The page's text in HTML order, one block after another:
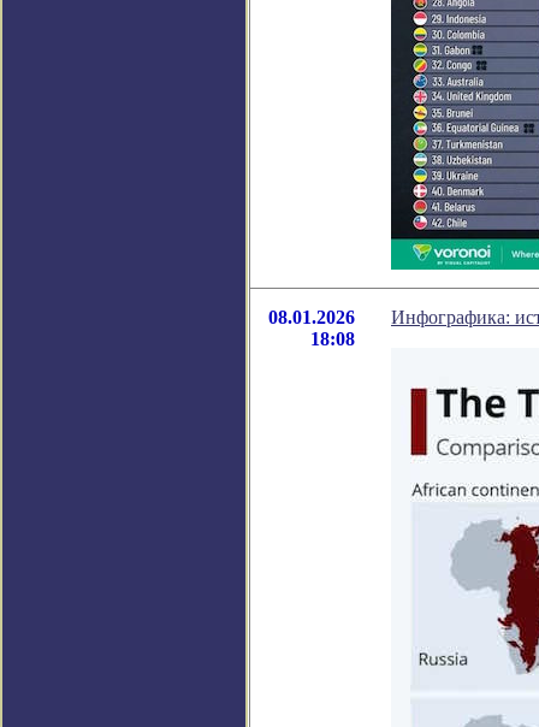
08.01.2026
18:08
Инфографика: